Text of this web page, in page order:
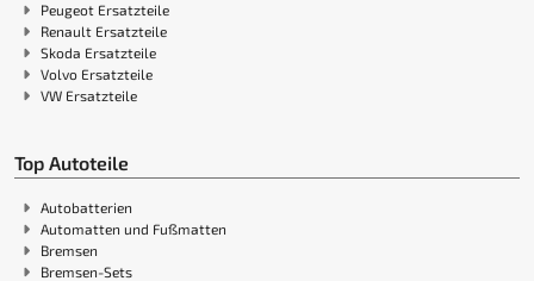
Peugeot Ersatzteile
Renault Ersatzteile
Skoda Ersatzteile
Volvo Ersatzteile
VW Ersatzteile
Top Autoteile
Autobatterien
Automatten und Fußmatten
Bremsen
Bremsen-Sets